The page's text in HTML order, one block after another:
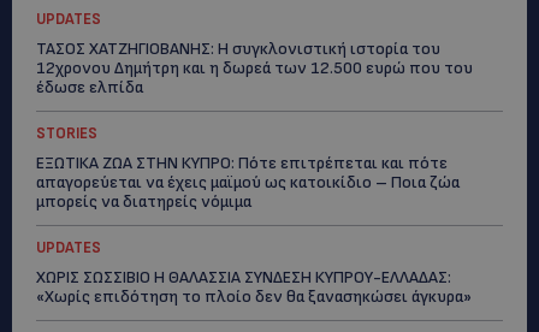
UPDATES
ΤΑΣΟΣ ΧΑΤΖΗΓΙΟΒΑΝΗΣ: Η συγκλονιστική ιστορία του
12χρονου Δημήτρη και η δωρεά των 12.500 ευρώ που του
έδωσε ελπίδα
STORIES
ΕΞΩΤΙΚΑ ΖΩΑ ΣΤΗΝ ΚΥΠΡΟ: Πότε επιτρέπεται και πότε
απαγορεύεται να έχεις μαϊμού ως κατοικίδιο – Ποια ζώα
μπορείς να διατηρείς νόμιμα
UPDATES
ΧΩΡΙΣ ΣΩΣΣΙΒΙΟ Η ΘΑΛΑΣΣΙΑ ΣΥΝΔΕΣΗ ΚΥΠΡΟΥ-ΕΛΛΑΔΑΣ:
«Χωρίς επιδότηση το πλοίο δεν θα ξανασηκώσει άγκυρα»